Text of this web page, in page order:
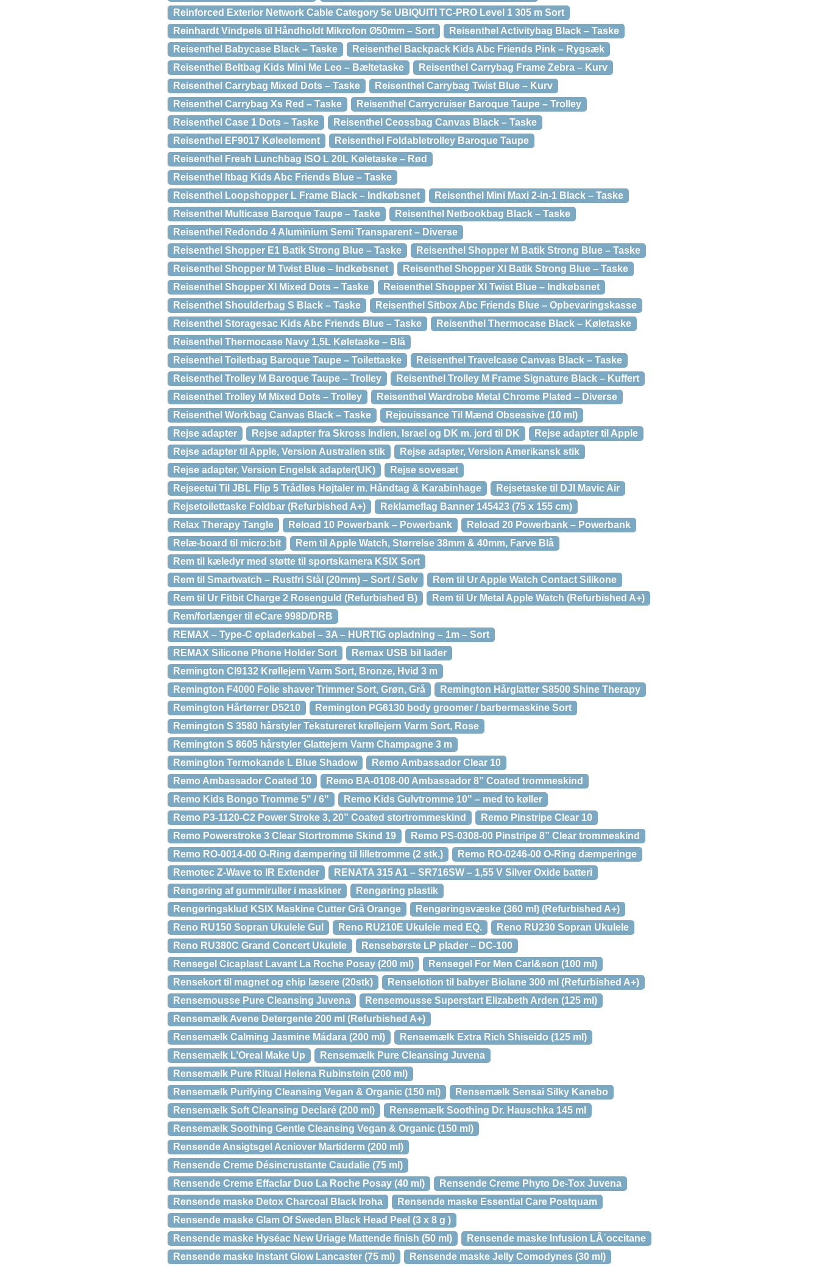
Reinforced Exterior Network Cable Category 5e UBIQUITI TC-PRO Level 1 305 m Sort
Reinhardt Vindpels til Håndholdt Mikrofon Ø50mm – Sort
Reisenthel Activitybag Black – Taske
Reisenthel Babycase Black – Taske
Reisenthel Backpack Kids Abc Friends Pink – Rygsæk
Reisenthel Beltbag Kids Mini Me Leo – Bæltetaske
Reisenthel Carrybag Frame Zebra – Kurv
Reisenthel Carrybag Mixed Dots – Taske
Reisenthel Carrybag Twist Blue – Kurv
Reisenthel Carrybag Xs Red – Taske
Reisenthel Carrycruiser Baroque Taupe – Trolley
Reisenthel Case 1 Dots – Taske
Reisenthel Ceossbag Canvas Black – Taske
Reisenthel EF9017 Køleelement
Reisenthel Foldabletrolley Baroque Taupe
Reisenthel Fresh Lunchbag ISO L 20L Køletaske – Rød
Reisenthel Itbag Kids Abc Friends Blue – Taske
Reisenthel Loopshopper L Frame Black – Indkøbsnet
Reisenthel Mini Maxi 2-in-1 Black – Taske
Reisenthel Multicase Baroque Taupe – Taske
Reisenthel Netbookbag Black – Taske
Reisenthel Redondo 4 Aluminium Semi Transparent – Diverse
Reisenthel Shopper E1 Batik Strong Blue – Taske
Reisenthel Shopper M Batik Strong Blue – Taske
Reisenthel Shopper M Twist Blue – Indkøbsnet
Reisenthel Shopper Xl Batik Strong Blue – Taske
Reisenthel Shopper Xl Mixed Dots – Taske
Reisenthel Shopper Xl Twist Blue – Indkøbsnet
Reisenthel Shoulderbag S Black – Taske
Reisenthel Sitbox Abc Friends Blue – Opbevaringskasse
Reisenthel Storagesac Kids Abc Friends Blue – Taske
Reisenthel Thermocase Black – Køletaske
Reisenthel Thermocase Navy 1,5L Køletaske – Blå
Reisenthel Toiletbag Baroque Taupe – Toilettaske
Reisenthel Travelcase Canvas Black – Taske
Reisenthel Trolley M Baroque Taupe – Trolley
Reisenthel Trolley M Frame Signature Black – Kuffert
Reisenthel Trolley M Mixed Dots – Trolley
Reisenthel Wardrobe Metal Chrome Plated – Diverse
Reisenthel Workbag Canvas Black – Taske
Rejouissance Til Mænd Obsessive (10 ml)
Rejse adapter
Rejse adapter fra Skross Indien, Israel og DK m. jord til DK
Rejse adapter til Apple
Rejse adapter til Apple, Version Australien stik
Rejse adapter, Version Amerikansk stik
Rejse adapter, Version Engelsk adapter(UK)
Rejse sovesæt
Rejseetui Til JBL Flip 5 Trådløs Højtaler m. Håndtag & Karabinhage
Rejsetaske til DJI Mavic Air
Rejsetoilettaske Foldbar (Refurbished A+)
Reklameflag Banner 145423 (75 x 155 cm)
Relax Therapy Tangle
Reload 10 Powerbank – Powerbank
Reload 20 Powerbank – Powerbank
Relæ-board til micro:bit
Rem til Apple Watch, Størrelse 38mm & 40mm, Farve Blå
Rem til kæledyr med støtte til sportskamera KSIX Sort
Rem til Smartwatch – Rustfri Stål (20mm) – Sort / Sølv
Rem til Ur Apple Watch Contact Silikone
Rem til Ur Fitbit Charge 2 Rosenguld (Refurbished B)
Rem til Ur Metal Apple Watch (Refurbished A+)
Rem/forlænger til eCare 998D/DRB
REMAX – Type-C opladerkabel – 3A – HURTIG opladning – 1m – Sort
REMAX Silicone Phone Holder Sort
Remax USB bil lader
Remington CI9132 Krøllejern Varm Sort, Bronze, Hvid 3 m
Remington F4000 Folie shaver Trimmer Sort, Grøn, Grå
Remington Hårglatter S8500 Shine Therapy
Remington Hårtørrer D5210
Remington PG6130 body groomer / barbermaskine Sort
Remington S 3580 hårstyler Tekstureret krøllejern Varm Sort, Rose
Remington S 8605 hårstyler Glattejern Varm Champagne 3 m
Remington Termokande L Blue Shadow
Remo Ambassador Clear 10
Remo Ambassador Coated 10
Remo BA-0108-00 Ambassador 8” Coated trommeskind
Remo Kids Bongo Tromme 5" / 6"
Remo Kids Gulvtromme 10" – med to køller
Remo P3-1120-C2 Power Stroke 3, 20” Coated stortrommeskind
Remo Pinstripe Clear 10
Remo Powerstroke 3 Clear Stortromme Skind 19
Remo PS-0308-00 Pinstripe 8” Clear trommeskind
Remo RO-0014-00 O-Ring dæmpering til lilletromme (2 stk.)
Remo RO-0246-00 O-Ring dæmperinge
Remotec Z-Wave to IR Extender
RENATA 315 A1 – SR716SW – 1,55 V Silver Oxide batteri
Rengøring af gummiruller i maskiner
Rengøring plastik
Rengøringsklud KSIX Maskine Cutter Grå Orange
Rengøringsvæske (360 ml) (Refurbished A+)
Reno RU150 Sopran Ukulele Gul
Reno RU210E Ukulele med EQ.
Reno RU230 Sopran Ukulele
Reno RU380C Grand Concert Ukulele
Rensebørste LP plader – DC-100
Rensegel Cicaplast Lavant La Roche Posay (200 ml)
Rensegel For Men Carl&son (100 ml)
Rensekort til magnet og chip læsere (20stk)
Renselotion til babyer Biolane 300 ml (Refurbished A+)
Rensemousse Pure Cleansing Juvena
Rensemousse Superstart Elizabeth Arden (125 ml)
Rensemælk Avene Detergente 200 ml (Refurbished A+)
Rensemælk Calming Jasmine Mádara (200 ml)
Rensemælk Extra Rich Shiseido (125 ml)
Rensemælk L’Oreal Make Up
Rensemælk Pure Cleansing Juvena
Rensemælk Pure Ritual Helena Rubinstein (200 ml)
Rensemælk Purifying Cleansing Vegan & Organic (150 ml)
Rensemælk Sensai Silky Kanebo
Rensemælk Soft Cleansing Declaré (200 ml)
Rensemælk Soothing Dr. Hauschka 145 ml
Rensemælk Soothing Gentle Cleansing Vegan & Organic (150 ml)
Rensende Ansigtsgel Acniover Martiderm (200 ml)
Rensende Creme Désincrustante Caudalie (75 ml)
Rensende Creme Effaclar Duo La Roche Posay (40 ml)
Rensende Creme Phyto De-Tox Juvena
Rensende maske Detox Charcoal Black Iroha
Rensende maske Essential Care Postquam
Rensende maske Glam Of Sweden Black Head Peel (3 x 8 g )
Rensende maske Hyséac New Uriage Mattende finish (50 ml)
Rensende maske Infusion LÂ´occitane
Rensende maske Instant Glow Lancaster (75 ml)
Rensende maske Jelly Comodynes (30 ml)